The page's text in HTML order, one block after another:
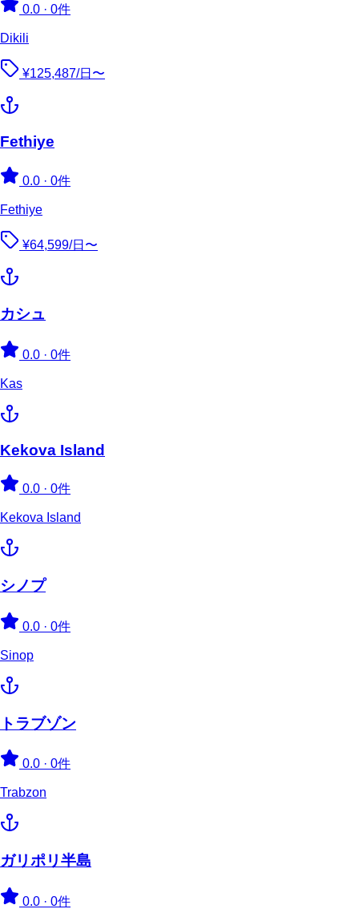
0.0 · 0件
Dikili
¥125,487/日〜
Fethiye
0.0 · 0件
Fethiye
¥64,599/日〜
カシュ
0.0 · 0件
Kas
Kekova Island
0.0 · 0件
Kekova Island
シノプ
0.0 · 0件
Sinop
トラブゾン
0.0 · 0件
Trabzon
ガリポリ半島
0.0 · 0件